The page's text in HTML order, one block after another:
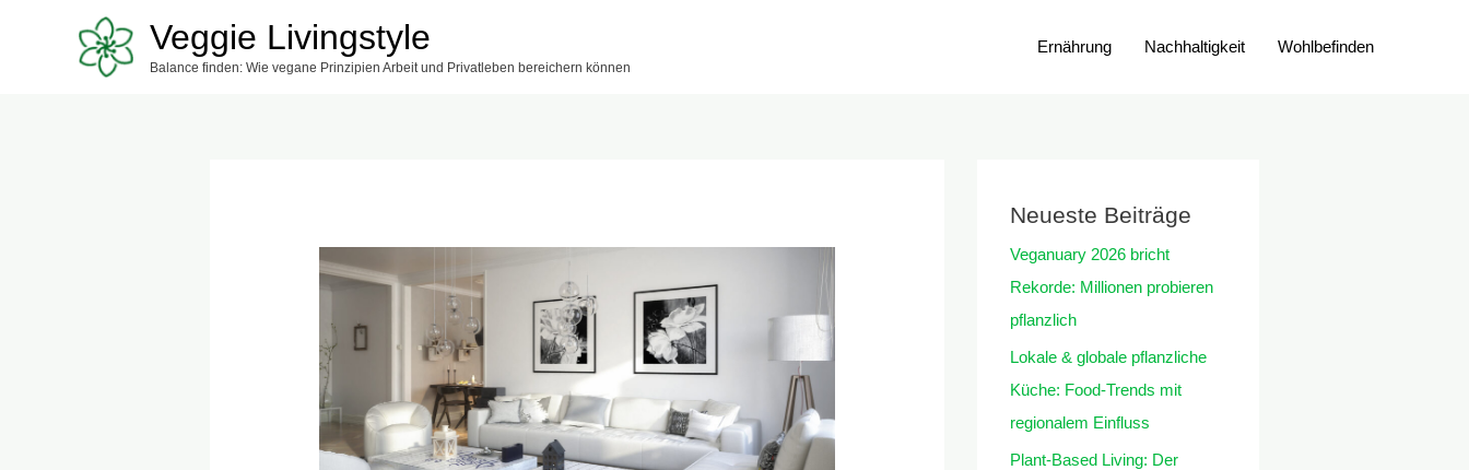
Veggie Livingstyle
Balance finden: Wie vegane Prinzipien Arbeit und Privatleben bereichern können
Ernährung Nachhaltigkeit Wohlbefinden
Neueste Beiträge
Veganuary 2026 bricht
Rekorde: Millionen probieren
pflanzlich
Lokale & globale pflanzliche
Küche: Food-Trends mit
regionalem Einfluss
Plant-Based Living: Der